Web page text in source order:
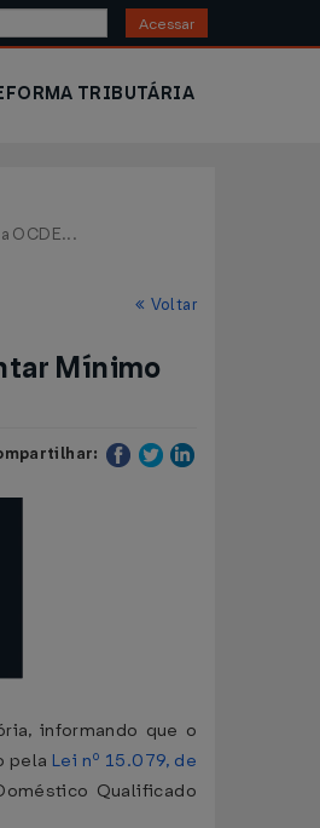
Acessar
TRIBUTÁRIA
OCDE...
Voltar
Mínimo
informando que o
pela Lei nº 15.079, de
Qualificado